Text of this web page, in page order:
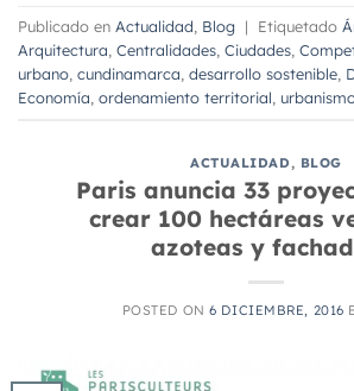
Publicado en Actualidad Blog | Etiquetado
Arquitectura Centralidades Ciudades
urbano cundinamarca desarrollo sostenible
Economía ordenamiento territorial
ACTUALIDAD , BLOG
Paris anuncia 33
crear 100 hectáreas
azoteas y
POSTED ON6 DICIEMBRE, 2016